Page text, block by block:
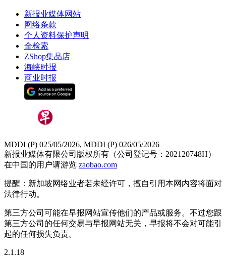
新报业媒体网站
网络条款
个人资料保护声明
全检索
ZShop集品店
海峡时报
商业时报
MDDI (P) 025/05/2026, MDDI (P) 026/05/2026
新报业媒体有限公司版权所有（公司登记号：202120748H）
在中国的用户请游览 zaobao.com
提醒：新加坡网络业者若未经许可，擅自引用本网内容将面对
法律行动。
第三方公司可能在早报网站宣传他们的产品或服务。不过您跟
第三方公司的任何交易与早报网站无关，早报将不会对可能引
起的任何损失负责。
2.1.18